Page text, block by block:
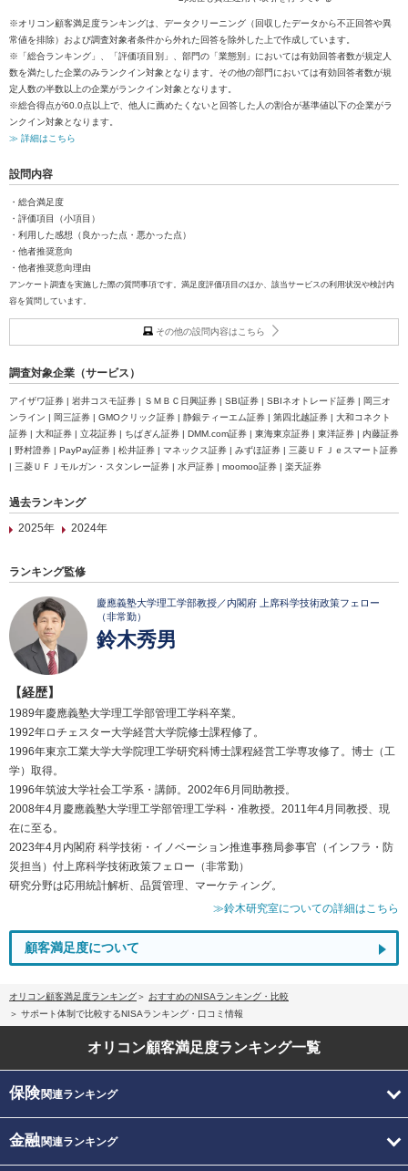
※オリコン顧客満足度ランキングは、データクリーニング（回収したデータから不正回答や異
常値を排除）および調査対象者条件から外れた回答を除外した上で作成しています。
※「総合ランキング」、「評価項目別」、部門の「業態別」においては有効回答者数が規定人
数を満たした企業のみランクイン対象となります。その他の部門においては有効回答者数が規
定人数の半数以上の企業がランクイン対象となります。
※総合得点が60.0点以上で、他人に薦めたくないと回答した人の割合が基準値以下の企業がラ
ンクイン対象となります。
≫ 詳細はこちら
設問内容
・総合満足度
・評価項目（小項目）
・利用した感想（良かった点・悪かった点）
・他者推奨意向
・他者推奨意向理由
アンケート調査を実施した際の質問事項です。満足度評価項目のほか、該当サービスの利用状況や検討内
容を質問しています。
その他の設問内容はこちら
調査対象企業（サービス）
アイザワ証券 | 岩井コスモ証券 | ＳＭＢＣ日興証券 | SBI証券 | SBIネオトレード証券 | 岡三オ
ンライン | 岡三証券 | GMOクリック証券 | 静銀ティーエム証券 | 第四北越証券 | 大和コネクト
証券 | 大和証券 | 立花証券 | ちばぎん証券 | DMM.com証券 | 東海東京証券 | 東洋証券 | 内藤証券
| 野村證券 | PayPay証券 | 松井証券 | マネックス証券 | みずほ証券 | 三菱ＵＦＪｅスマート証券
| 三菱ＵＦＪモルガン・スタンレー証券 | 水戸証券 | moomoo証券 | 楽天証券
過去ランキング
2025年
2024年
ランキング監修
慶應義塾大学理工学部教授／内閣府 上席科学技術政策フェロー
（非常勤）
鈴木秀男
【経歴】
1989年慶應義塾大学理工学部管理工学科卒業。
1992年ロチェスター大学経営大学院修士課程修了。
1996年東京工業大学大学院理工学研究科博士課程経営工学専攻修了。博士（工
学）取得。
1996年筑波大学社会工学系・講師。2002年6月同助教授。
2008年4月慶應義塾大学理工学部管理工学科・准教授。2011年4月同教授、現
在に至る。
2023年4月内閣府 科学技術・イノベーション推進事務局参事官（インフラ・防
災担当）付上席科学技術政策フェロー（非常勤）
研究分野は応用統計解析、品質管理、マーケティング。
≫鈴木研究室についての詳細はこちら
顧客満足度について
オリコン顧客満足度ランキング
おすすめのNISAランキング・比較
サポート体制で比較するNISAランキング・口コミ情報
オリコン顧客満足度ランキング一覧
保険関連ランキング
金融関連ランキング